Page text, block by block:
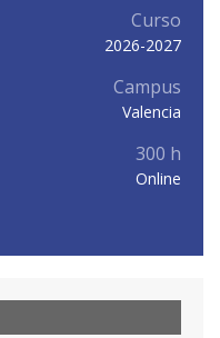
Curso
2026-2027
Campus
Valencia
300 h
Online